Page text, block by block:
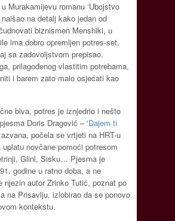
Murakamijevu romanu ‘Ubojstvo
naišao na detalj kako jedan od
biznismen Menshiki, u
ima dobro opremljen potres-set,
sa zadovoljstvom prepisao.
prilagođenog vlastitim potrebama,
i barem zato malo osjećati kao
biva, potres je iznjedrio i nešto
Doris Dragović – ‘Dajem ti
počela se vrtjeti na HRT-u
novčane pomoći potresom
Glini, Sisku… Pjesma je
godine u ratno doba, a ne
njezin autor Zrinko Tutić, poznat po
na Prisavlju, izlobirao da se ponovo
kontekstu.